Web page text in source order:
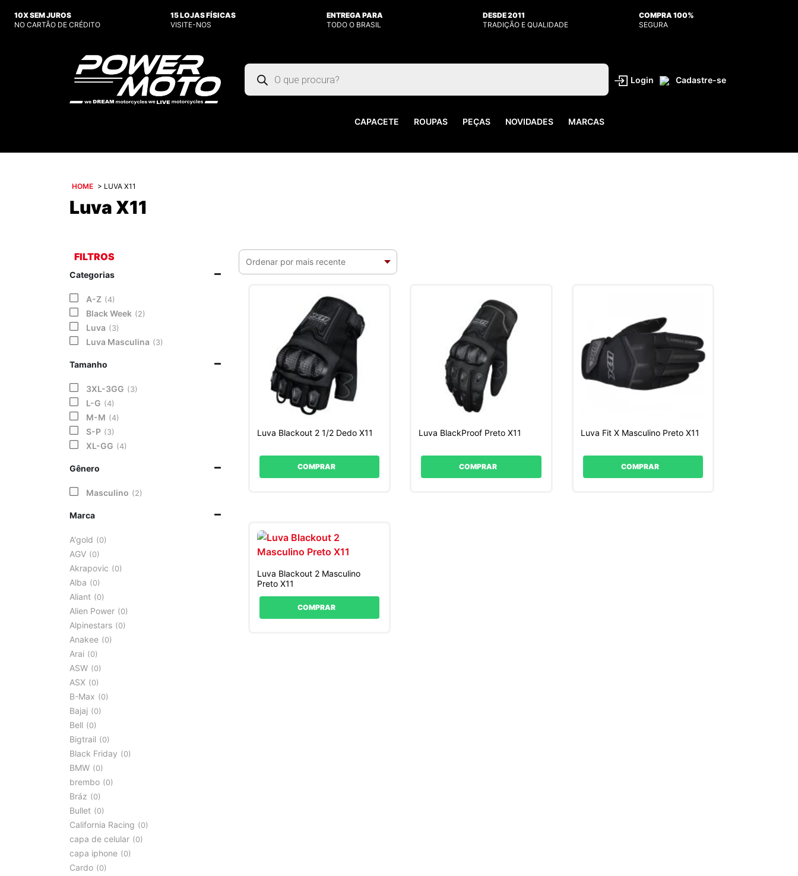
10X SEM JUROS
NO CARTÃO DE CRÉDITO
15 LOJAS FÍSICAS
VISITE-NOS
ENTREGA PARA
TODO O BRASIL
DESDE 2011
TRADIÇÃO E QUALIDADE
COMPRA 100%
SEGURA
Pesquisar
produtos
Login Cadastre-se
CAPACETE ROUPAS PEÇAS NOVIDADES MARCAS
HOME > LUVA X11
Luva X11
FILTROS
Categorias
A-Z 4
Black Week 2
Luva 3
Luva Masculina 3
Tamanho
3XL-3GG 3
L-G 4
M-M 4
S-P 3
XL-GG 4
Gênero
Masculino 2
Marca
A'gold 0
AGV 0
Akrapovic 0
Alba 0
Aliant 0
Alien Power 0
Alpinestars 0
Anakee 0
Arai 0
ASW 0
ASX 0
B-Max 0
Bajaj 0
Bell 0
Bigtrail 0
Black Friday 0
BMW 0
brembo 0
Bráz 0
Bullet 0
California Racing 0
capa de celular 0
capa iphone 0
Cardo 0
Luva Blackout 2 1/2 Dedo X11
COMPRAR
Luva BlackProof Preto X11
COMPRAR
Luva Fit X Masculino Preto X11
COMPRAR
Luva Blackout 2 Masculino
Preto X11
COMPRAR